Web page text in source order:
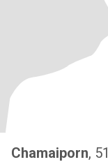
Chamaiporn, 51